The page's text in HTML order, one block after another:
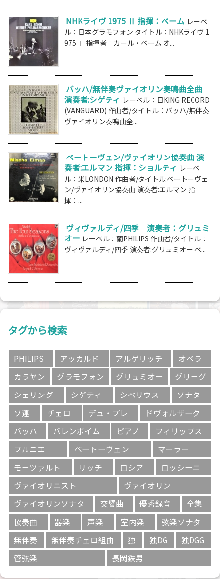
NHKライヴ 1975 Ⅱ 指揮：ベーム レーベ
ル：日本グラモフォン タイトル：NHKライヴ 1
975 Ⅱ 指揮者：カール・ベーム オ...
バッハ/無伴奏ヴァイオリン奏鳴曲全曲
演奏者:シゲティ レーベル：日KING RECORD
(VANGUARD) 作曲者/タイトル：バッハ/無伴奏
ヴァイオリン奏鳴曲全...
ベートーヴェン/ヴァイオリン協奏曲 演
奏者:エルマン 指揮：ショルティ レーベ
ル：米LONDON 作曲者/タイトル:ベートーヴェ
ン/ヴァイオリン協奏曲 演奏者:エルマン 指
揮：...
ヴィヴァルディ/四季 演奏者：グリュミ
オー レーベル：蘭PHILIPS 作曲者/タイトル：
ヴィヴァルディ/四季 演奏者:グリュミオー ベ...
タグから検索
PHILIPS アッカルド アルゲリッチ
オペラ
カラヤン
グラモフォン グリュミオー
グリーグ
シェリング
シゲティ シベリウス
ソナタ
ソ連
チェロ デュ・プレ
ドヴォルザーク
バッハ
バレンボイム ピアノ
フィリップス
フルニエ
ベートーヴェン
マーラー
モーツァルト
リッチ ロシア
ロッシーニ
ヴァイオリニスト
ヴァイオリン
ヴァイオリンソナタ
交響曲 優秀録音
全集
協奏曲
器楽 声楽 室内楽
弦楽ソナタ
無伴奏
無伴奏チェロ組曲 独 独DG
独DGG
管弦楽
長岡鉄男